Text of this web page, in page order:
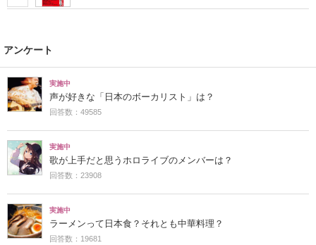
アンケート
実施中
声が好きな「日本のボーカリスト」は？
回答数：49585
実施中
歌が上手だと思うホロライブのメンバーは？
回答数：23908
実施中
ラーメンって日本食？それとも中華料理？
回答数：19681